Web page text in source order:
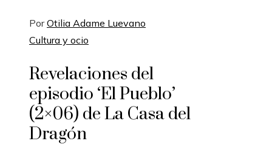
PorOtilia Adame Luevano
Cultura y ocio
Revelaciones del
episodio ‘El Pueblo’
(2×06) de La Casa del
Dragón